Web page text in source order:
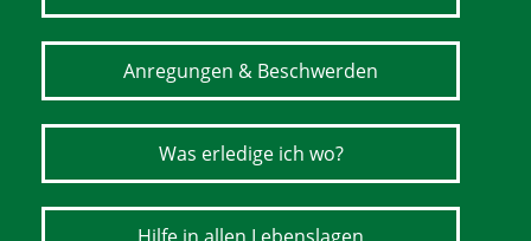
Anregungen & Beschwerden
Was erledige ich wo?